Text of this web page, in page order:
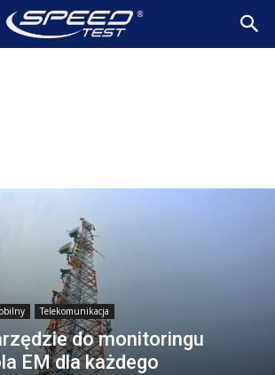
Telekomunikacja
do monitoringu
EM dla każdego